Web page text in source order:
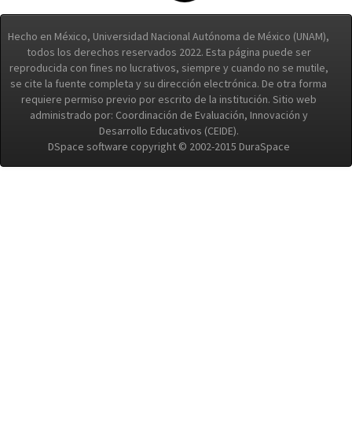
Hecho en México, Universidad Nacional Autónoma de México (UNAM),
todos los derechos reservados 2022. Esta página puede ser
reproducida con fines no lucrativos, siempre y cuando no se mutile,
se cite la fuente completa y su dirección electrónica. De otra forma
requiere permiso previo por escrito de la institución. Sitio web
administrado por: Coordinación de Evaluación, Innovación y
Desarrollo Educativos (CEIDE).
DSpace software copyright © 2002-2015 DuraSpace